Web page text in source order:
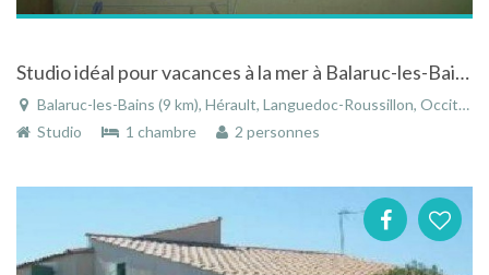
Studio idéal pour vacances à la mer à Balaruc-les-Bains dans le Languedoc-Roussillon
Balaruc-les-Bains (9 km), Hérault, Languedoc-Roussillon, Occitanie, France
Studio
1 chambre 2 personnes